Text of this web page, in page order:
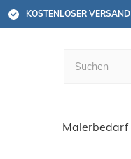
KOSTENLOSER VERSAND
Malerbedarf